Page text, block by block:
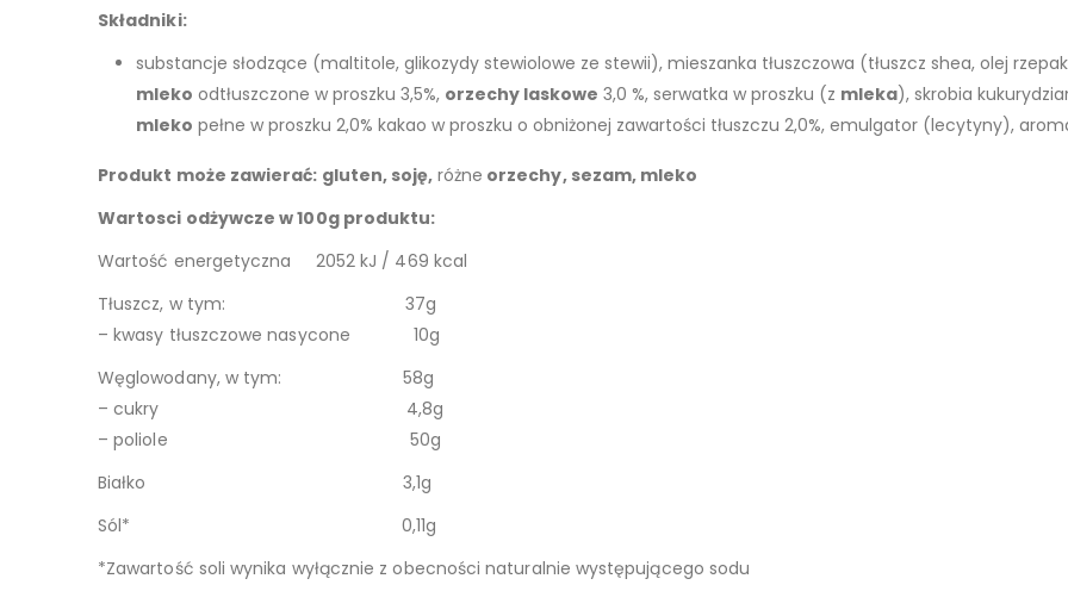
Składniki:
substancje słodzące (maltitole, glikozydy stewiolowe ze stewii), mieszanka tłuszczowa (tłuszcz shea, olej
mleko odtłuszczone w proszku 3,5%, orzechy laskowe 3,0 %, serwatka w proszku (z mleka), skrobia
mleko pełne w proszku 2,0% kakao w proszku o obniżonej zawartości tłuszczu 2,0%, emulgator (lecytyny),
Produkt może zawierać: gluten, soję, różne orzechy, sezam, mleko
Wartosci odżywcze w 100g produktu:
Wartość energetyczna 2052 kJ / 469 kcal
Tłuszcz, w tym: 37g
– kwasy tłuszczowe nasycone 10g
Węglowodany, w tym: 58g
– cukry 4,8g
– poliole 50g
Białko 3,1g
Sól* 0,11g
*Zawartość soli wynika wyłącznie z obecności naturalnie występującego sodu